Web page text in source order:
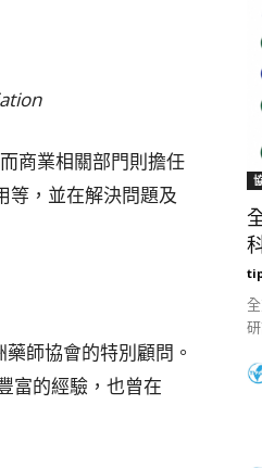
商業相關部門則擔任
等，並在解決問題及
師協會的特別顧問。
富的經驗，也曾在